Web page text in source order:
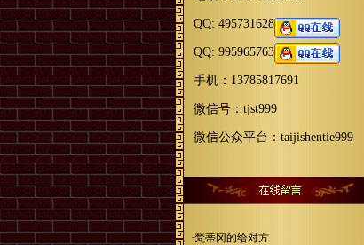
QQ: 495731628
QQ: 995965763
手机：13785817691
微信号：tjst999
微信公众平台：taijishentie999
·梵蒂冈的给对方